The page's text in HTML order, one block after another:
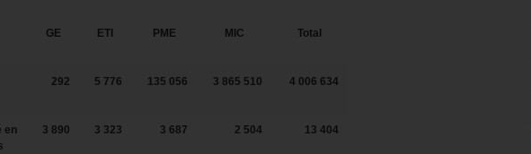
GE ETI PME MIC Total
292 5 776 135 056 3 865 510 4 006 634
en
3 890 3 323 3 687 2 504 13 404